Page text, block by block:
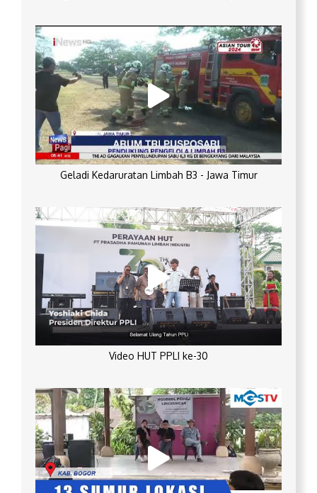
Geladi Kedaruratan Limbah B3 - Jawa Timur
Video HUT PPLI ke-30